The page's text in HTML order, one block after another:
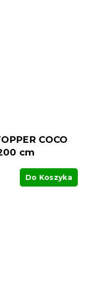
COCO
cm
Do Koszyka